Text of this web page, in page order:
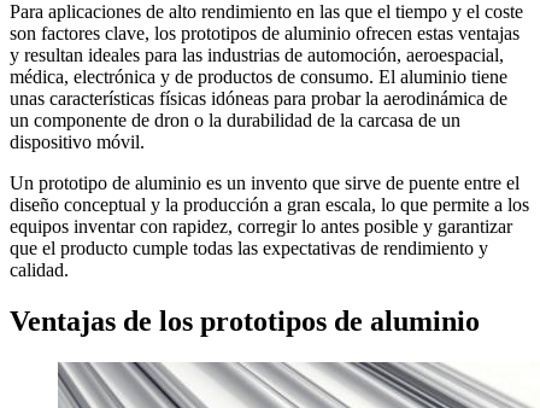
Para aplicaciones de alto rendimiento en las que el tiempo y el coste
son factores clave, los prototipos de aluminio ofrecen estas ventajas
y resultan ideales para las industrias de automoción, aeroespacial,
médica, electrónica y de productos de consumo. El aluminio tiene
unas características físicas idóneas para probar la aerodinámica de
un componente de dron o la durabilidad de la carcasa de un
dispositivo móvil.
Un prototipo de aluminio es un invento que sirve de puente entre el
diseño conceptual y la producción a gran escala, lo que permite a los
equipos inventar con rapidez, corregir lo antes posible y garantizar
que el producto cumple todas las expectativas de rendimiento y
calidad.
Ventajas de los prototipos de aluminio